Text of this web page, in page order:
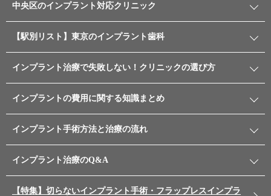
中央区のインプラント対応クリニック
【駅別リスト】東京のインプラント歯科
インプラント治療で失敗しない！クリニックの選び方
インプラントの費用に関する知識まとめ
インプラント手術方法と治療の流れ
インプラント治療のQ&A
【特集】切らないインプラント手術・フラップレスインプラ